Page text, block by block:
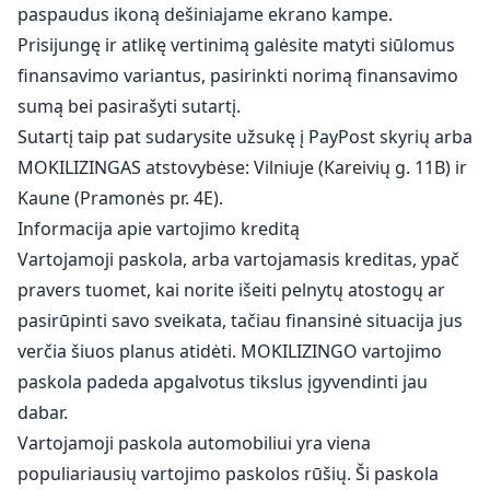
paspaudus ikoną dešiniajame ekrano kampe.
Prisijungę ir atlikę vertinimą galėsite matyti siūlomus
finansavimo variantus, pasirinkti norimą finansavimo
sumą bei pasirašyti sutartį.
Sutartį taip pat sudarysite užsukę į PayPost skyrių arba
MOKILIZINGAS atstovybėse: Vilniuje (Kareivių g. 11B) ir
Kaune (Pramonės pr. 4E).
Informacija apie vartojimo kreditą
Vartojamoji paskola, arba vartojamasis kreditas, ypač
pravers tuomet, kai norite išeiti pelnytų atostogų ar
pasirūpinti savo sveikata, tačiau finansinė situacija jus
verčia šiuos planus atidėti. MOKILIZINGO vartojimo
paskola padeda apgalvotus tikslus įgyvendinti jau
dabar.
Vartojamoji paskola automobiliui yra viena
populiariausių vartojimo paskolos rūšių. Ši paskola